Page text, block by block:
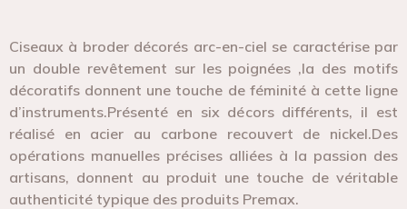
Ciseaux à broder décorés arc-en-ciel se caractérise par
un double revêtement sur les poignées ,la des motifs
décoratifs donnent une touche de féminité à cette ligne
d’instruments.Présenté en six décors différents, il est
réalisé en acier au carbone recouvert de nickel.Des
opérations manuelles précises alliées à la passion des
artisans, donnent au produit une touche de véritable
authenticité typique des produits Premax.